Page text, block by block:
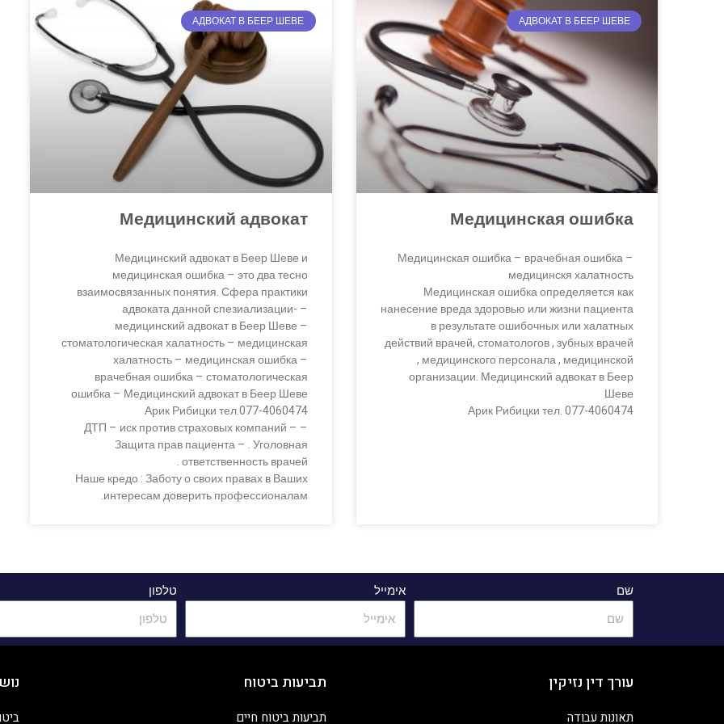
АДВОКАТ В БЕЕР ШЕВЕ
Медицинская ошибка
Медицинская ошибка – врачебная ошибка –
медицинскя халатность
Медицинская ошибка определяется как
нанесение вреда здоровью или жизни пациента
в результате ошибочных или халатных
действий врачей, стоматологов , зубных врачей
, медицинского персонала , медицинской
организации. Медицинский адвокат в Беер
Шеве
Арик Рибицки тел. 077-4060474
АДВОКАТ В БЕЕР ШЕВЕ
Медицинский адвокат
Медицинский адвокат в Беер Шеве и
медицинская ошибка – это два тесно
взаимосвязанных понятия. Сфера практики
адвоката данной спезиализации- –
медицинский адвокат в Беер Шеве –
стоматологическая халатность – медицинская
халатность – медицинская ошибка –
врачебная ошибка – стоматологическая
ошибка – Медицинский адвокат в Беер Шеве
Арик Рибицки тел.077-4060474
– ДТП – иск против страховых компаний –
Защита прав пациента – . Уголовная
ответственность врачей .
Наше кредо : Заботу о своих правах в Ваших
интересам доверить профессионалам.
שם אימייל טלפון
עורך דין נזיקין
תאונות עבודה
תביעות ביטוח
תביעות ביטוח חיים